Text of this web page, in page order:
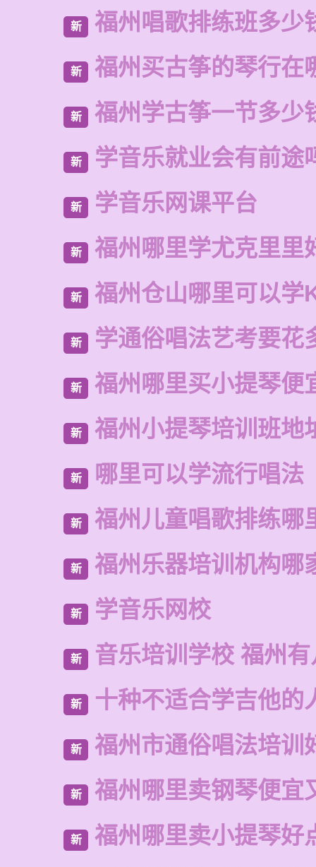
新 福州唱歌排练班多少
新 福州买古筝的琴行在
新 福州学古筝一节多少
新 学音乐就业会有前途
新 学音乐网课平台
新 福州哪里学尤克里里
新 福州仓山哪里可以学
新 学通俗唱法艺考要花
新 福州哪里买小提琴便
新 福州小提琴培训班地
新 哪里可以学流行唱法
新 福州儿童唱歌排练哪
新 福州乐器培训机构哪
新 学音乐网校
新 音乐培训学校 福州
新 十种不适合学吉他的
新 福州市通俗唱法培训
新 福州哪里卖钢琴便宜
新 福州哪里卖小提琴好